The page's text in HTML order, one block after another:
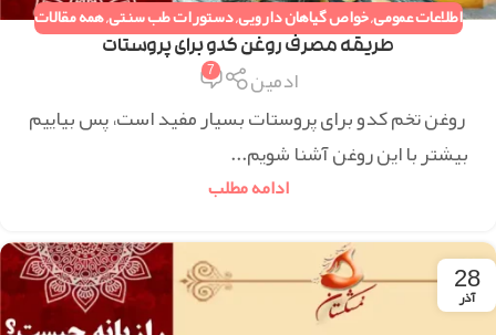
اطلاعات عمومی,خواص گیاهان دارویی,دستورات طب سنتی,همه مقالات
طریقه مصرف روغن کدو برای پروستات
ادمین 7
روغن تخم کدو برای پروستات بسیار مفید است، پس بیاییم
بیشتر با این روغن آشنا شویم...
ادامه مطلب
28
آذر